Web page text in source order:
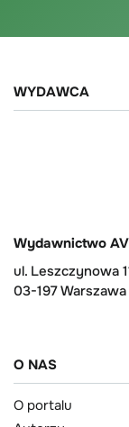
WYDAWCA
Wydawnictwo
ul. Leszczynowa
03-197 Warszawa
O NAS
O portalu